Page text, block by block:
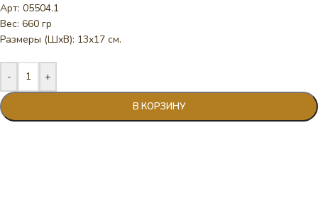
Арт: 05504.1
Вес: 660 гр
Размеры (ШхВ): 13х17 см.
- +
В КОРЗИНУ